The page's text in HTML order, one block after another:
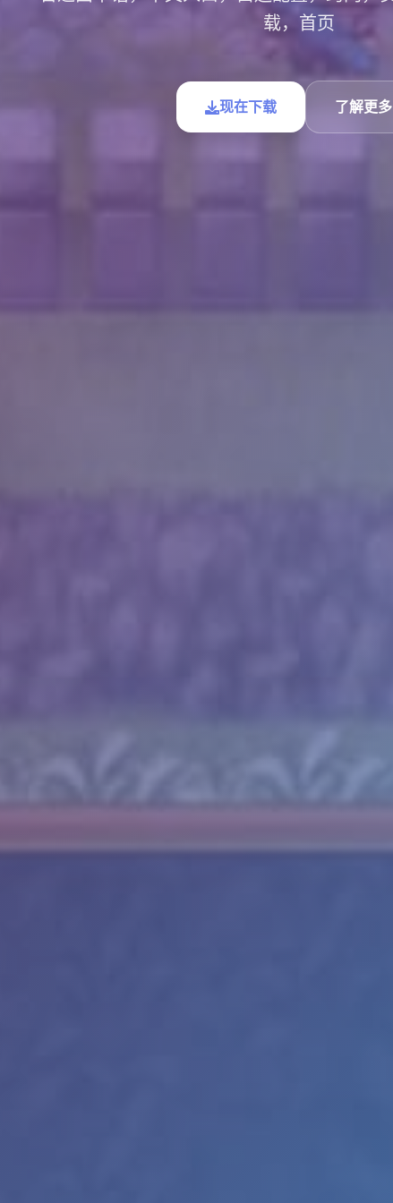
载，首页
现在下载 了解更多